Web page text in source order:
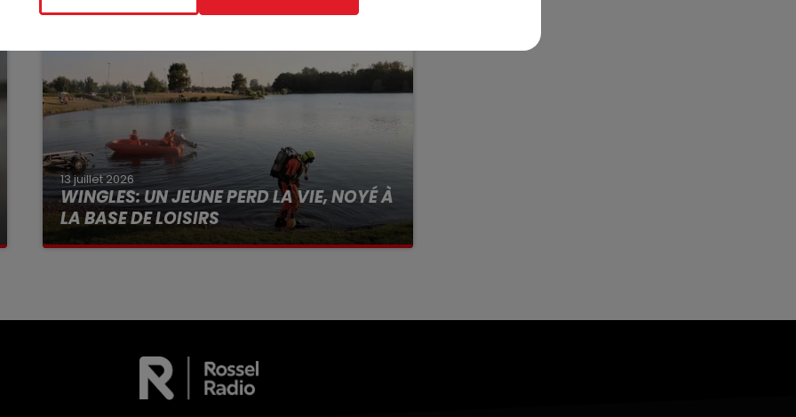
13 juillet 2026
WINGLES: UN JEUNE PERD LA VIE, NOYÉ À
LA BASE DE LOISIRS
La victime a coulé à pic